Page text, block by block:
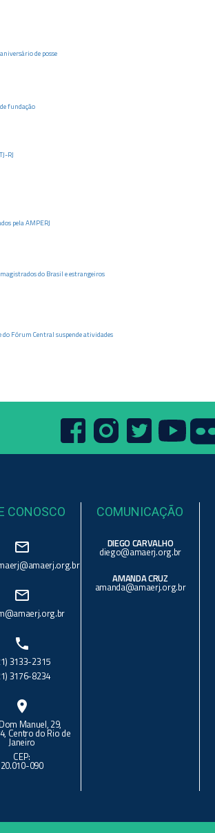
de posse
fundação
RJ
pela AMPERJ
do Brasil e estrangeiros
Fórum Central suspende atividades
CONOSCO
mail_outline
mail_outline
phone
3133-2315
3176-8234
location_on
Manuel, 29,
Centro do Rio de
Janeiro
CEP:
20.010-090
COMUNICAÇÃO
DIEGO CARVALHO
diego@amaerj.org.br
AMANDA CRUZ
amanda@amaerj.org.br